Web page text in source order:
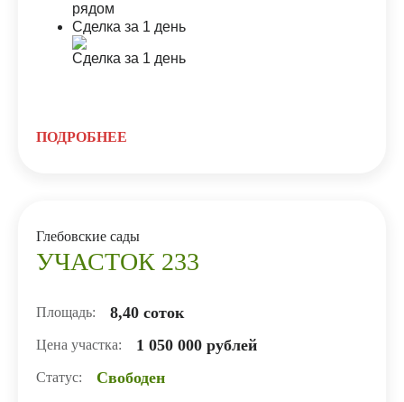
Сделка за 1 день
ПОДРОБНЕЕ
Глебовские сады
УЧАСТОК 233
Площадь: 8,40 соток
Цена участка: 1 050 000 рублей
Статус: Свободен